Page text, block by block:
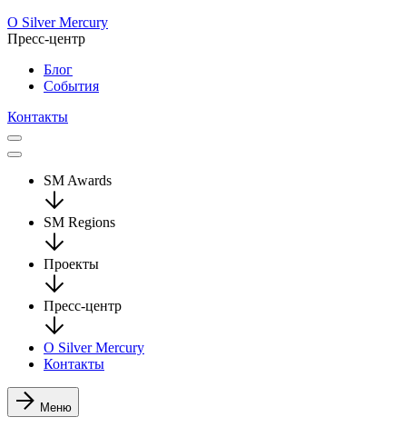
О Silver Mercury
Пресс-центр
Блог
События
Контакты
SM Awards
SM Regions
Проекты
Пресс-центр
О Silver Mercury
Контакты
Меню